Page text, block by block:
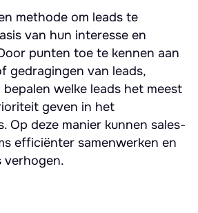
methode om leads te
van hun interesse en
punten toe te kennen aan
gedragingen van leads,
welke leads het meest
geven in het
Op deze manier kunnen sales-
efficiënter samenwerken en
verhogen.